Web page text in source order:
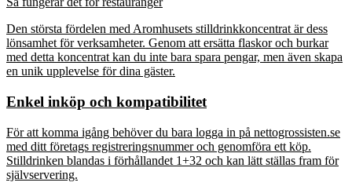
Den största fördelen med Aromhusets stilldrinkkoncentrat är dess
lönsamhet för verksamheter. Genom att ersätta flaskor och burkar
med detta koncentrat kan du inte bara spara pengar, men även skapa
en unik upplevelse för dina gäster.
Enkel inköp och kompatibilitet
För att komma igång behöver du bara logga in på nettogrossisten.se
med ditt företags registreringsnummer och genomföra ett köp.
Stilldrinken blandas i förhållandet 1+32 och kan lätt ställas fram för
självservering.